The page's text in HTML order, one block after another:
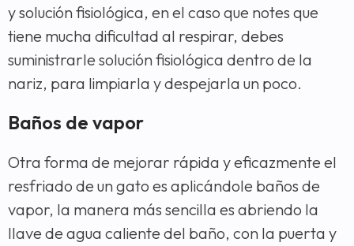
y solución fisiológica, en el caso que notes que
tiene mucha dificultad al respirar, debes
suministrarle solución fisiológica dentro de la
nariz, para limpiarla y despejarla un poco.
Baños de vapor
Otra forma de mejorar rápida y eficazmente el
resfriado de un gato es aplicándole baños de
vapor, la manera más sencilla es abriendo la
llave de agua caliente del baño, con la puerta y